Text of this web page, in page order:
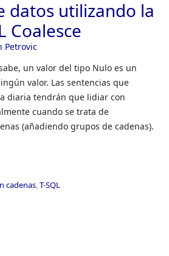
datos utilizando la
Coalesce
Petrovic
un valor del tipo Nulo es un
valor. Las sentencias que
diaria tendrán que lidiar con
cuando se trata de
(añadiendo grupos de cadenas).
cadenas,T-SQL